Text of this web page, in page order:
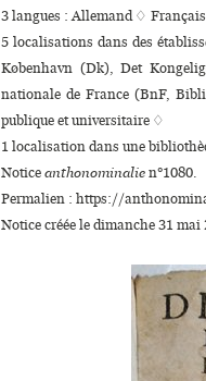
3 langues :Allemand ♢
5 localisations dans des
København (Dk), Det
nationale de France (BnF,
publi­que et uni­ver­si­taire ♢
1 localisation dans une
Noticeanthonominalien°1080.
Permalien : https://
Notice créée le dimanche 31